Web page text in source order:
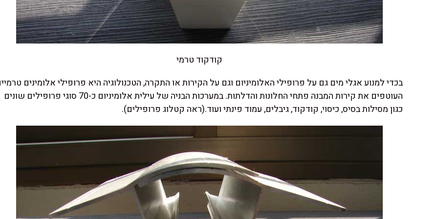
קודקוד טרמי
בכדי למנוע אגלי מים גם על פרופילי האלומיניום וגם על הקירות או התקרה, הטכנולוגיה היא פרופילי אלומינים
העוטפים את קירות המבנה פתחי החלונות והדלתות. במערכות הבניה של עילית אלומיניום כ-70 סוגי פרופילים שונים
כגון מסילות בסיס, כיסוי, קודקוד, גיבלים, עמוד פינתי ועוד.(ראה קטלוג פרופילים).